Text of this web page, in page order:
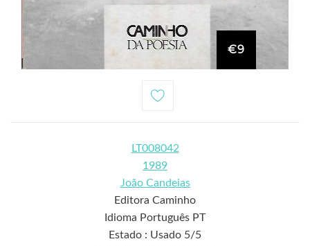
€9
LT008042
1989
João Candeias
Editora Caminho
Idioma Português PT
Estado : Usado 5/5